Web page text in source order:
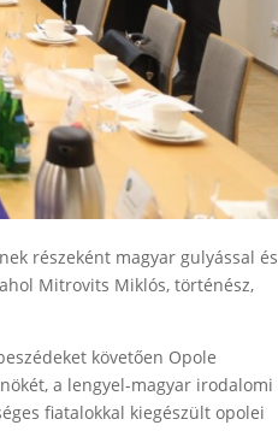
részeként magyar gulyással és
Mitrovits Miklós, történész,
követően Opole
a lengyel-magyar irodalomi
fiatalokkal kiegészült opolei